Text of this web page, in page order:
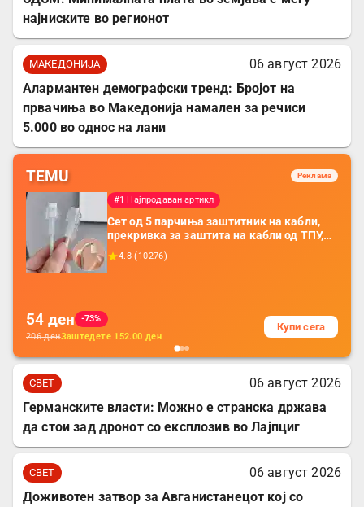
најниските во регионот
МАКЕДОНИЈА
06 август 2026
Алармантен демографски тренд: Бројот на
првачиња во Македонија намален за речиси
5.000 во однос на лани
TEMU Реклама
#1 Најпродаван артикл
Сет од 5 парчиња заштитник на кабли,
прекривка за заштита на кабли од ТПУ,
додатоци за заштита на кабли, без
батерија, за мобилни телефони, комплет
4.8 (10276)
54 ден
-73%
206денЗаштедете 152.00 ден
Купи сега
СВЕТ
06 август 2026
Германските власти: Можно е странска држава
да стои зад дронот со експлозив во Лајпциг
СВЕТ
06 август 2026
Доживотен затвор за Авганистанецот кој со